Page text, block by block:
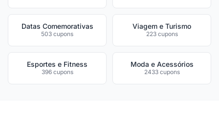
Datas Comemorativas
503 cupons
Viagem e Turismo
223 cupons
Esportes e Fitness
396 cupons
Moda e Acessórios
2433 cupons